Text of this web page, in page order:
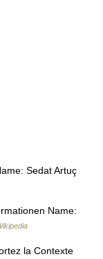
Sedat Artuç
Name:
la Contexte